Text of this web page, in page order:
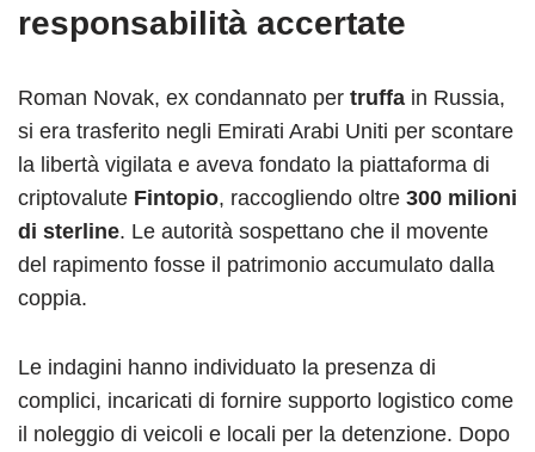
responsabilità accertate
Roman Novak, ex condannato per truffa in Russia,
si era trasferito negli Emirati Arabi Uniti per scontare
la libertà vigilata e aveva fondato la piattaforma di
criptovalute Fintopio, raccogliendo oltre 300 milioni
di sterline. Le autorità sospettano che il movente
del rapimento fosse il patrimonio accumulato dalla
coppia.
Le indagini hanno individuato la presenza di
complici, incaricati di fornire supporto logistico come
il noleggio di veicoli e locali per la detenzione. Dopo